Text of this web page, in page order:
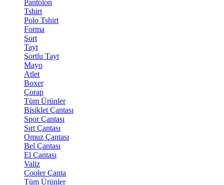
Pantolon
Tshirt
Polo Tshirt
Forma
Şort
Tayt
Şortlu Tayt
Mayo
Atlet
Boxer
Çorap
Tüm Ürünler
Bisiklet Çantası
Spor Çantası
Sırt Çantası
Omuz Çantası
Bel Çantası
El Çantası
Valiz
Cooler Çanta
Tüm Ürünler